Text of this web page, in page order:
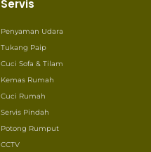
Servis
Penyaman Udara
Tukang Paip
Cuci Sofa & Tilam
Kemas Rumah
Cuci Rumah
Servis Pindah
Potong Rumput
CCTV